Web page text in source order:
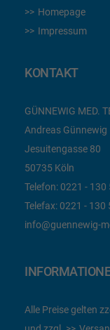
Homepage
Impressum
KONTAKT
GÜNNEWIG MED.
Andreas Günnewig
Jesuitengasse 80
50735 Köln
Telefon: 0221 - 130
Telefax: 0221 - 130
info@guennewig-
Alle Preise gelten